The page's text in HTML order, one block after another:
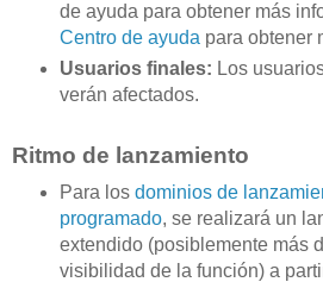
de ayuda para obtener más
Centro de ayuda para obtener
Usuarios finales: Los
verán afectados.
Ritmo de lanzamiento
Para los dominios de
programado, se realizará un
extendido (posiblemente más
visibilidad de la función) a